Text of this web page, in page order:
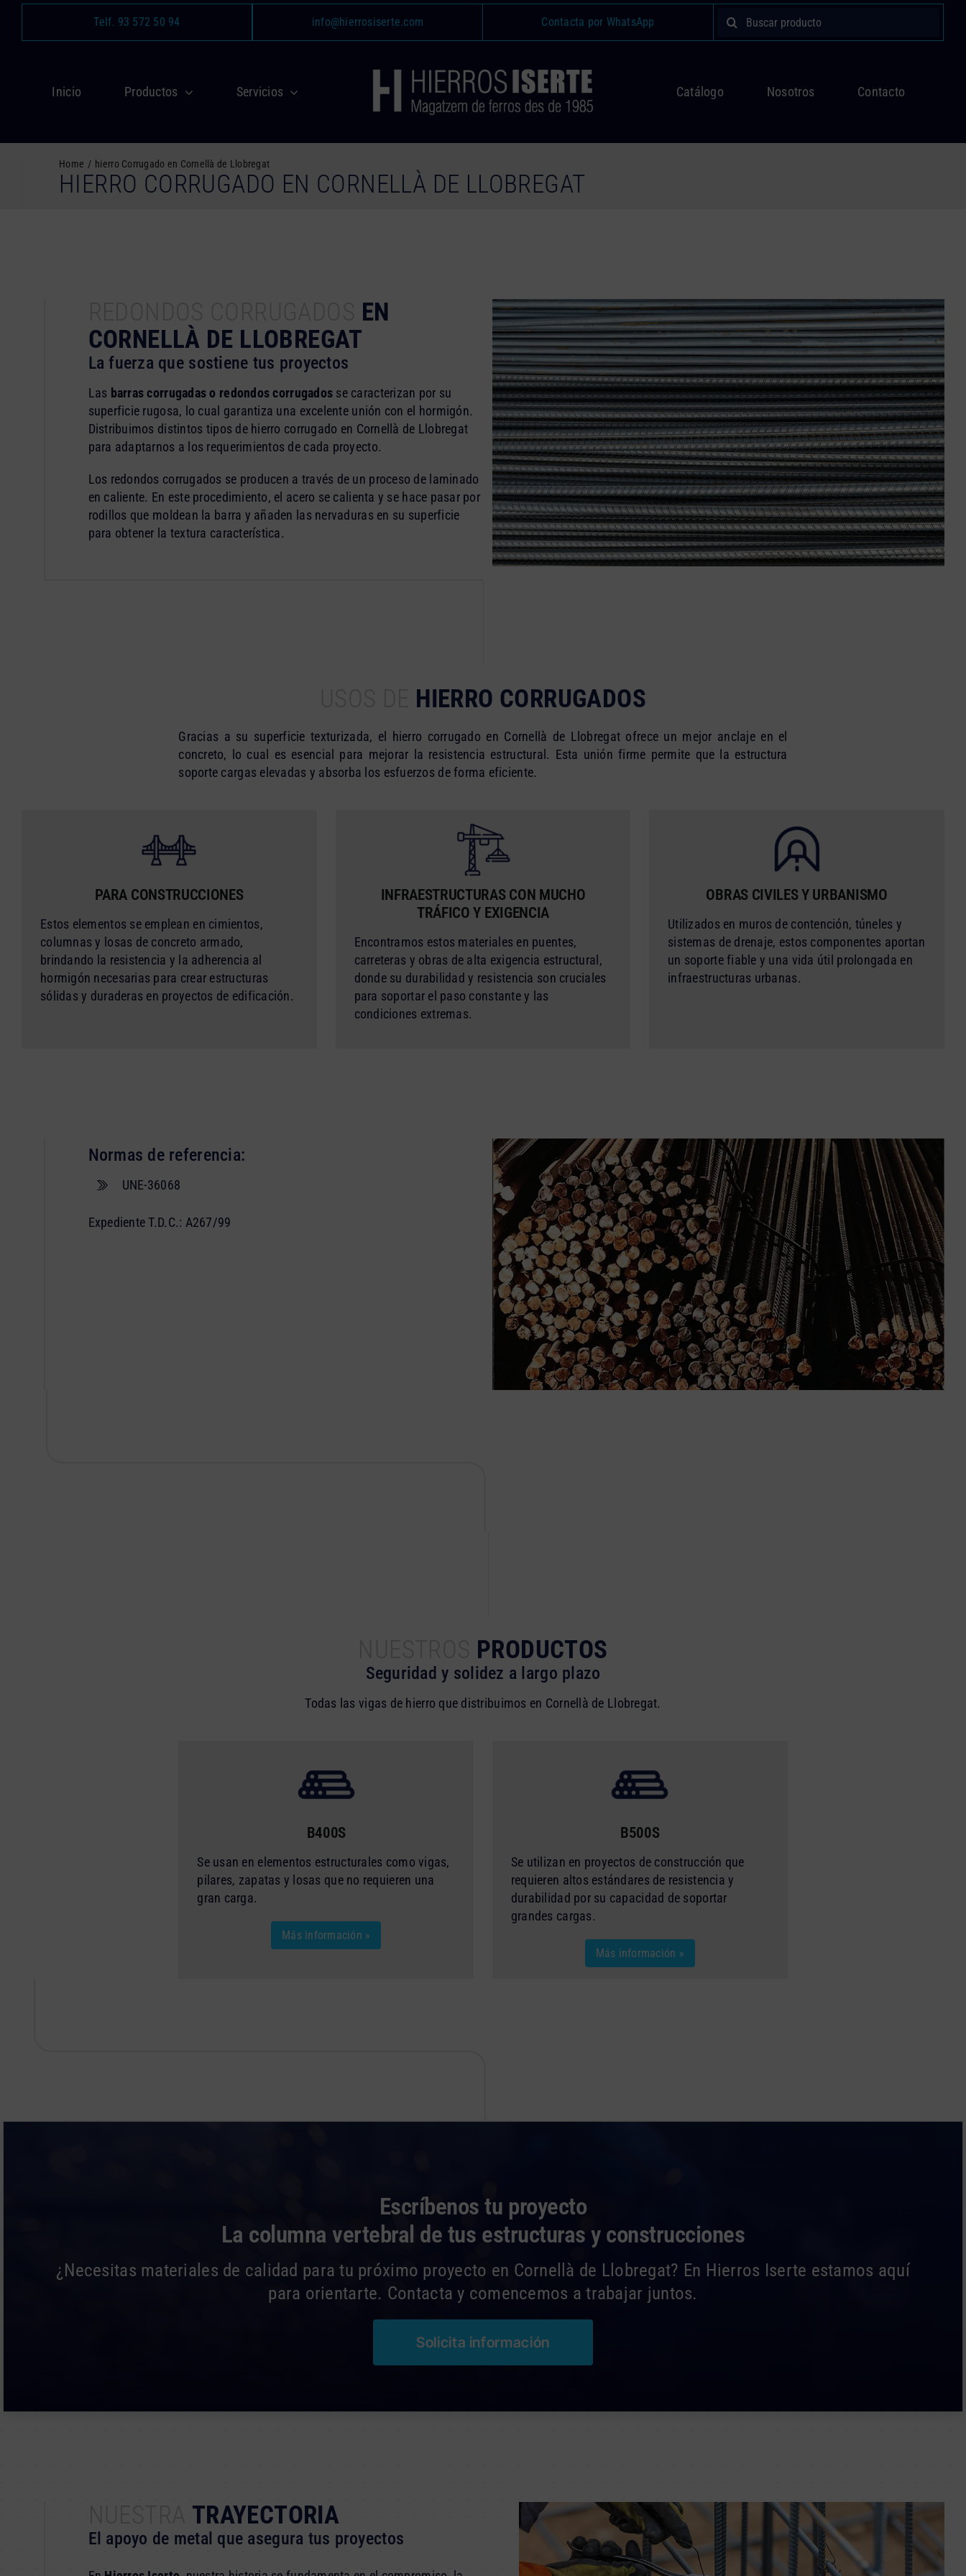
Saltar
contenido
Telf. 93 572 50 94 info@hierrosiserte.com Contacta por WhatsApp Buscar:
Inicio Productos Servicios Catálogo Nosotros Contacto
Home hierro Corrugado en Cornellà de Llobregat
HIERRO CORRUGADO EN CORNELLÀ DE LLOBREGAT
EN
CORNELLÀ DE LLOBREGAT
La fuerza que sostiene tus proyectos
Las barras corrugadas o redondos corrugados se caracterizan por su
superficie rugosa, lo cual garantiza una excelente unión con el hormigón.
Distribuimos distintos tipos de hierro corrugado en Cornellà de Llobregat
para adaptarnos a los requerimientos de cada proyecto.
Los redondos corrugados se producen a través de un proceso de laminado
en caliente. En este procedimiento, el acero se calienta y se hace pasar por
rodillos que moldean la barra y añaden las nervaduras en su superficie
para obtener la textura característica.
HIERRO CORRUGADOS
Gracias a su superficie texturizada, el hierro corrugado en Cornellà de Llobregat ofrece un mejor anclaje en el
concreto, lo cual es esencial para mejorar la resistencia estructural. Esta unión firme permite que la estructura
soporte cargas elevadas y absorba los esfuerzos de forma eficiente.
PARA CONSTRUCCIONES
Estos elementos se emplean en cimientos,
columnas y losas de concreto armado,
brindando la resistencia y la adherencia al
hormigón necesarias para crear estructuras
sólidas y duraderas en proyectos de edificación.
INFRAESTRUCTURAS CON MUCHO
TRÁFICO Y EXIGENCIA
Encontramos estos materiales en puentes,
carreteras y obras de alta exigencia estructural,
donde su durabilidad y resistencia son cruciales
para soportar el paso constante y las
condiciones extremas.
OBRAS CIVILES Y URBANISMO
Utilizados en muros de contención, túneles y
sistemas de drenaje, estos componentes aportan
un soporte fiable y una vida útil prolongada en
infraestructuras urbanas.
Normas de referencia:
UNE-36068
Expediente T.D.C.: A267/99
PRODUCTOS
Seguridad y solidez a largo plazo
Todas las vigas de hierro que distribuimos en Cornellà de Llobregat.
B400S
Se usan en elementos estructurales como vigas,
pilares, zapatas y losas que no requieren una
gran carga.
Más información »
B500S
Se utilizan en proyectos de construcción que
requieren altos estándares de resistencia y
durabilidad por su capacidad de soportar
grandes cargas.
Más información »
Escríbenos tu proyecto
La columna vertebral de tus estructuras y construcciones
¿Necesitas materiales de calidad para tu próximo proyecto en Cornellà de Llobregat? En Hierros Iserte estamos aquí
para orientarte. Contacta y comencemos a trabajar juntos.
Solicita información
TRAYECTORIA
El apoyo de metal que asegura tus proyectos